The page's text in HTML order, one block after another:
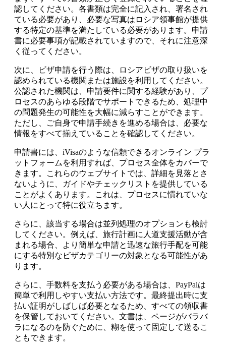
認してください。各書類は完全に記入され、署名され
ている必要があり、必要な写真はロシア領事館が提供
する特定の基準を満たしている必要があります。申請
書に必要事項が記載されていますので、それに注意深
く従ってください。
次に、ビザ申請を行う際は、ロシアビザの取り扱いを
認められている機関または施設を利用してください。
公認された機関は、申請要件に関する経験があり、プ
ロセスのあらゆる段階でサポートできるため、処理中
の問題発生の可能性を大幅に減らすことができます。
ただし、ご自身で申請手続きを進める場合は、必要な
情報をすべて揃えていることを確認してください。
申請書には、iVisaのような信頼できるオンライン プラ
ットフォームを利用すれば、プロセス全体をカバーで
きます。これらのウェブサイトでは、詳細を見落とさ
ないように、ガイドやチェックリストを提供している
ことがよくあります。これは、プロセスに慣れていな
い人にとって特に役立ちます。
さらに、該当する場合は並列処理のオプションも検討
してください。例えば、旅行計画に人道支援活動が含
まれる場合、より簡単な申請と迅速な旅行手配を可能
にする特別なビザカテゴリーの対象となる可能性があ
ります。
さらに、手数料を支払う必要がある場合は、PayPalは
簡単で利用しやすい支払い方法です。最終提出時に支
払い証明がしばしば必要となるため、すべての領収書
を保管しておいてください。文書は、ページがバラバ
ラになるのを防ぐために、糊を使って固定して送るこ
ともできます。